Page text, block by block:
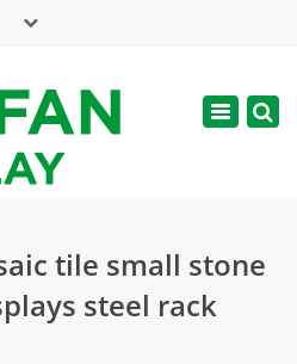
周六: 7:00 - 17:00
Toggle
tile small stone
steel rack